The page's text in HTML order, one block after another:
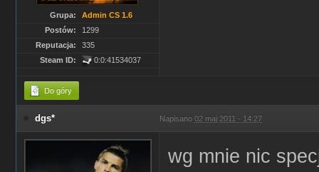
Grupa:
Admin CS 1.6
Postów:
1299
Reputacja:
335
Steam ID:
0:0:41534037
Do góry
dgs* Napisano 02 maj 2011 - 14:27
wg mnie nic